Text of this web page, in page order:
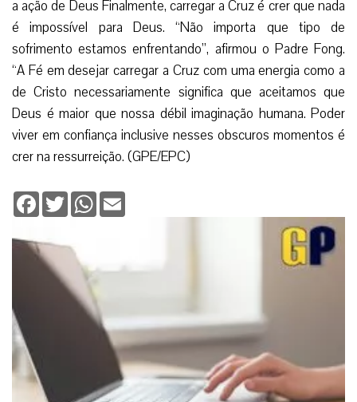
a ação de Deus Finalmente, carregar a Cruz é crer que nada
é impossível para Deus. “Não importa que tipo de
sofrimento estamos enfrentando”, afirmou o Padre Fong.
“A Fé em desejar carregar a Cruz com uma energia como a
de Cristo necessariamente significa que aceitamos que
Deus é maior que nossa débil imaginação humana. Poder
viver em confiança inclusive nesses obscuros momentos é
crer na ressurreição. (GPE/EPC)
Facebook
TwitterWhatsApp